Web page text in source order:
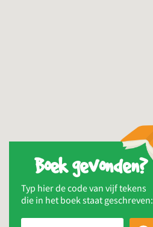
Boek gevonden?
Typ hier de code van vijf tekens
die in het boek staat geschreven: